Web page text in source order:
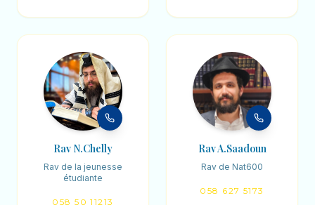
Rav N.Chelly
Rav de la jeunesse
étudiante
058 50 11213
Rav A.Saadoun
Rav de Nat600
058 627 5173